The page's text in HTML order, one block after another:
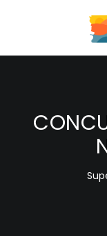
HOME